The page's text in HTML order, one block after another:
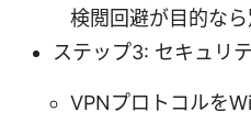
検閲回避が目的な
ステップ3: セキュリ
VPNプロトコルを